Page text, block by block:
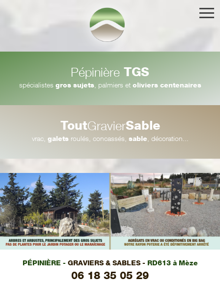
Pépinière TGS
spécialistes gros sujets, palmiers et oliviers centenaires
ToutGravierSable
vrac, galetsroulés, concassés, sable , décoration...
PÉPINIÈRE - GRAVIERS & SABLES - RD613 à Mèze
06 18 35 05 29